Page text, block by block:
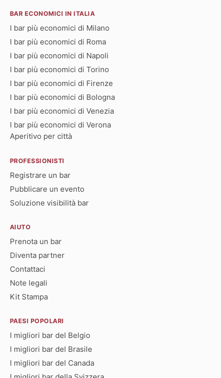
BAR ECONOMICI IN ITALIA
I bar più economici di Milano
I bar più economici di Roma
I bar più economici di Napoli
I bar più economici di Torino
I bar più economici di Firenze
I bar più economici di Bologna
I bar più economici di Venezia
I bar più economici di Verona
Aperitivo per città
PROFESSIONISTI
Registrare un bar
Pubblicare un evento
Soluzione visibilità bar
AIUTO
Prenota un bar
Diventa partner
Contattaci
Note legali
Kit Stampa
PAESI POPOLARI
I migliori bar del Belgio
I migliori bar del Brasile
I migliori bar del Canada